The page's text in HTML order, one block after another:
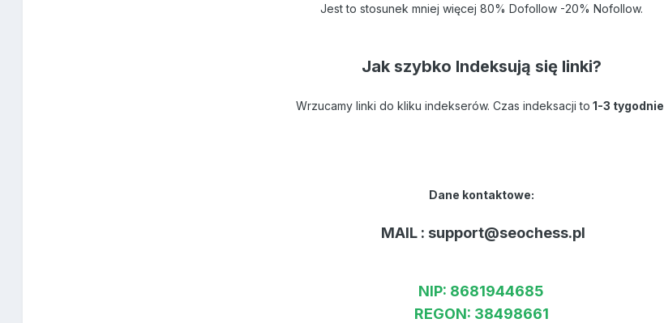
Jest to stosunek mniej więcej 80% Dofollow -20% Nofollow.
Jak szybko Indeksują się linki?
Wrzucamy linki do kliku indekserów. Czas indeksacji to 1-3 tygodnie
Dane kontaktowe:
MAIL : support@seochess.pl
NIP: 8681944685
REGON: 38498661